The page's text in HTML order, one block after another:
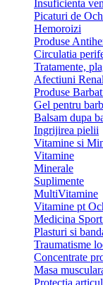
Insuficienta
Picaturi de
Hemoroizi
Produse
Circulatia
Tratamente,
Afectiuni
Produse
Gel pentru
Balsam dupa
Ingrijirea pielii
Vitamine si
Vitamine
Minerale
Suplimente
MultiVitamine
Vitamine pt
Medicina
Plasturi si
Traumatisme
Concentrate
Masa
Protectia